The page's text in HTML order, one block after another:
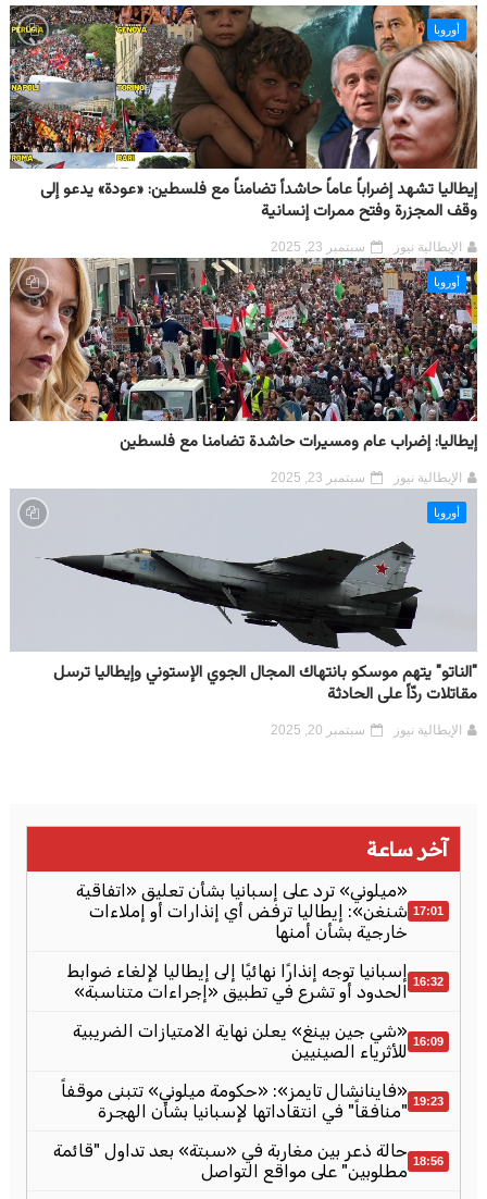
أوروبا
إيطاليا تشهد إضراباً عاماً حاشداً تضامناً مع فلسطين: «عودة» يدعو إلى
وقف المجزرة وفتح ممرات إنسانية
الإيطالية نيوز سبتمبر 23, 2025
أوروبا
إيطاليا: إضراب عام ومسيرات حاشدة تضامنا مع فلسطين
الإيطالية نيوز سبتمبر 23, 2025
أوروبا
"الناتو" يتهم موسكو بانتهاك المجال الجوي الإستوني وإيطاليا ترسل
مقاتلات ردّاً على الحادثة
الإيطالية نيوز سبتمبر 20, 2025
آخر ساعة
17:01
«ميلوني» ترد على إسبانيا بشأن تعليق «اتفاقية
شنغن»: إيطاليا ترفض أي إنذارات أو إملاءات
خارجية بشأن أمنها
16:32 إسبانيا توجه إنذارًا نهائيًا إلى إيطاليا لإلغاء ضوابط
الحدود أو تشرع في تطبيق «إجراءات متناسبة»
16:09 «شي جين بينغ» يعلن نهاية الامتيازات الضريبية
للأثرياء الصينيين
19:23 «فاينانشال تايمز»: «حكومة ميلوني» تتبنى موقفاً
"منافقاً" في انتقاداتها لإسبانيا بشأن الهجرة
18:56 حالة ذعر بين مغاربة في «سبتة» بعد تداول "قائمة
مطلوبين" على مواقع التواصل